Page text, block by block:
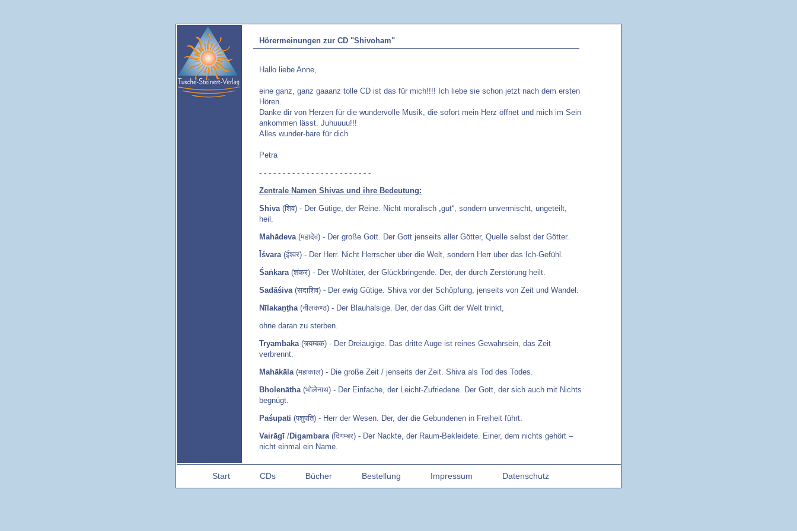
Hörermeinungen zur CD "Shivoham"
Hallo liebe Anne,
eine ganz, ganz gaaanz tolle CD ist das für mich!!!! Ich liebe sie schon jetzt nach dem ersten
Hören.
Danke dir von Herzen für die wundervolle Musik, die sofort mein Herz öffnet und mich im Sein
ankommen lässt. Juhuuuu!!!
Alles wunder-bare für dich
Petra
- - - - - - - - - - - - - - - - - - - - - - - -
Zentrale Namen Shivas und ihre Bedeutung:
Shiva(शिव) - Der Gütige, der Reine. Nicht moralisch „gut“, sondern unvermischt, ungeteilt,
heil.
Mahādeva(महादेव) - Der große Gott. Der Gott jenseits aller Götter, Quelle selbst der Götter.
Īśvara(ईश्वर) - Der Herr. Nicht Herrscher über die Welt, sondern Herr über das Ich-Gefühl.
Śaṅkara(शंकर) - Der Wohltäter, der Glückbringende. Der, der durch Zerstörung heilt.
Sadāśiva(सदाशिव) - Der ewig Gütige. Shiva vor der Schöpfung, jenseits von Zeit und Wandel.
Nīlakaṇṭha(नीलकण्ठ) - Der Blauhalsige. Der, der das Gift der Welt trinkt,
ohne daran zu sterben.
Tryambaka(त्र्यम्बक) - Der Dreiaugige. Das dritte Auge ist reines Gewahrsein, das Zeit
verbrennt.
Mahākāla(महाकाल) - Die große Zeit / jenseits der Zeit. Shiva als Tod des Todes.
Bholenātha(भोलेनाथ) - Der Einfache, der Leicht-Zufriedene. Der Gott, der sich auch mit Nichts
begnügt.
Paśupati (पशुपति) - Herr der Wesen. Der, der die Gebundenen in Freiheit führt.
Vairāgī /Digambara(दिगम्बर) - Der Nackte, der Raum-Bekleidete. Einer, dem nichts gehört –
nicht einmal ein Name.
- - - - - - - - - - - - - - - - - - - - - - - -
Als ich die ersten Töne der CD gehört habe, dachte ich: Was für ein Geschenk, diese Lieder
Start CDs Bücher Bestellung Impressum Datenschutz